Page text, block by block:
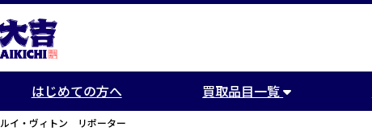
はじめての方へ 買取品目一覧
ルイ・ヴィトン リポーター